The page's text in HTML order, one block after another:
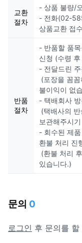
교환
절차
- 상품 불량/
- 전화(02-
상품교환 접수
반품
절차
- 반품할 품
신청 (수령
- 전달드린
(포장을 꼼
불이익이 없
- 택배회사
(택배사의
보관해주시
- 회수된 제
환불 처리 진
(환불 처리
있습니다.)
문의 0
로그인 후 문의를 할